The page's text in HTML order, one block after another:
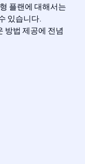
플랜에 대해서는
있습니다.
방법 제공에 전념